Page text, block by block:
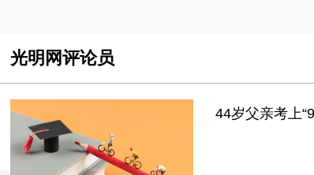
光明网评论员
44岁父亲考上